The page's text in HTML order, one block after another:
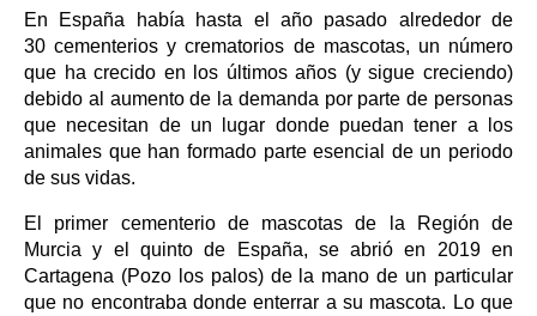
En España había hasta el año pasado alrededor de
30 cementerios y crematorios de mascotas, un número
que ha crecido en los últimos años (y sigue creciendo)
debido al aumento de la demanda por parte de personas
que necesitan de un lugar donde puedan tener a los
animales que han formado parte esencial de un periodo
de sus vidas.
El primer cementerio de mascotas de la Región de
Murcia y el quinto de España, se abrió en 2019 en
Cartagena (Pozo los palos) de la mano de un particular
que no encontraba donde enterrar a su mascota. Lo que